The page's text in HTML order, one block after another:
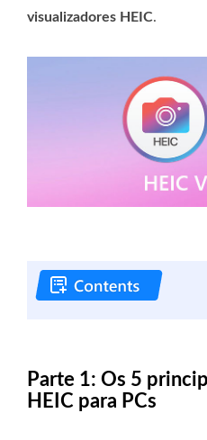
visualizadores HEIC.
Parte 1: Os 5
HEIC para PCs